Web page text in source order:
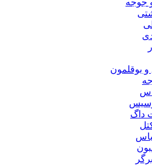
جوجه
و بوقلمون
داگ